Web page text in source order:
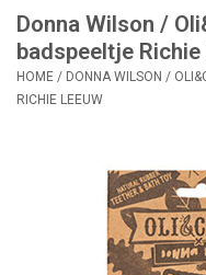
Cadeauservice
info
Donna Wilson /
badspeeltje Richie
HOME / DONNA WILSON /
RICHIE LEEUW